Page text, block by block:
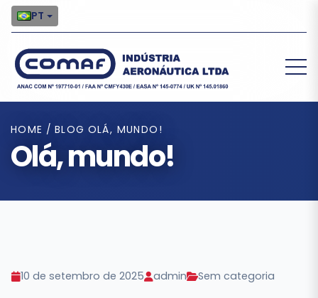
PT
HOME / BLOG OLÁ, MUNDO!
Olá, mundo!
10 de setembro de 2025 admin Sem categoria